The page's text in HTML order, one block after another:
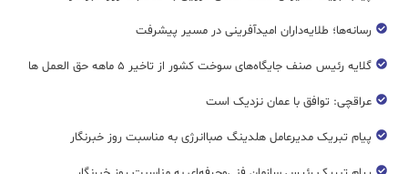
رسانه‌ها؛ طلایه‌داران امیدآفرینی در مسیر پیشرفت
گلایه رئیس صنف جایگاه‌های سوخت کشور از تاخیر ۵ ماهه حق العمل ها
عراقچی: توافق با عمان نزدیک است
پیام تبریک مدیرعامل هلدینگ صباانرژی به مناسبت روز خبرنگار